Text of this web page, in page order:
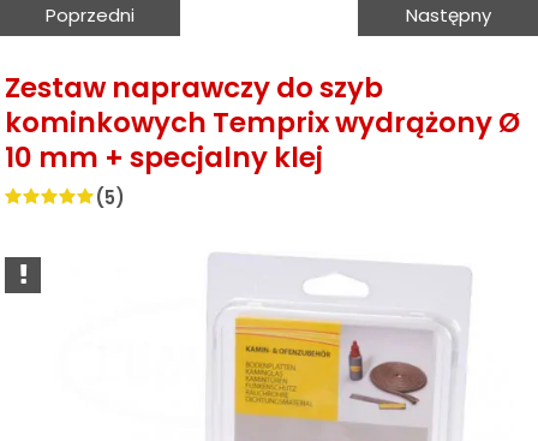
Poprzedni
produkt
Następny
produkt
Zestaw naprawczy do szyb
kominkowych Temprix wydrążony Ø
10 mm + specjalny klej
(5)